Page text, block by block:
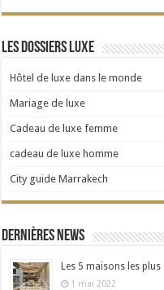
Les dossiers Luxe
Hôtel de luxe dans le monde
Mariage de luxe
Cadeau de luxe femme
cadeau de luxe homme
City guide Marrakech
Dernières news
Les 5 maisons les
1 mai 2022